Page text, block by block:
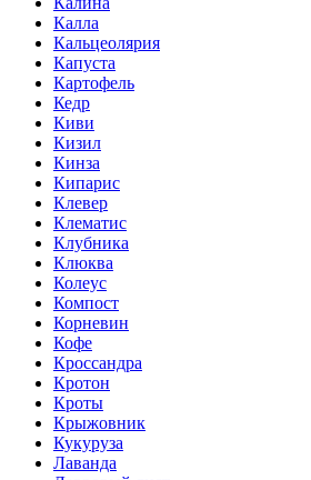
Калла
Кальцеолярия
Капуста
Картофель
Кедр
Киви
Кизил
Кинза
Кипарис
Клевер
Клематис
Клубника
Клюква
Колеус
Компост
Корневин
Кофе
Кроссандра
Кротон
Кроты
Крыжовник
Кукуруза
Лаванда